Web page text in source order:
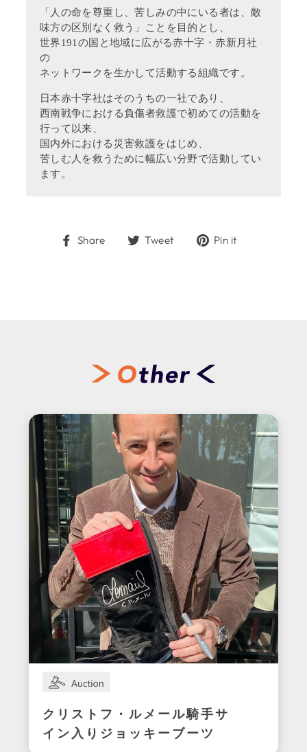
「人の命を尊重し、苦しみの中にいる者は、敵
味方の区別なく救う」ことを目的とし、
世界191の国と地域に広がる赤十字・赤新月社
の
ネットワークを生かして活動する組織です。
日本赤十字社はそのうちの一社であり、
西南戦争における負傷者救護で初めての活動を
行って以来、
国内外における災害救護をはじめ、
苦しむ人を救うために幅広い分野で活動してい
ます。
Share
ShareTweet
TweetPin it
クリストフ・ルメール騎手サ
イン入りジョッキーブーツ